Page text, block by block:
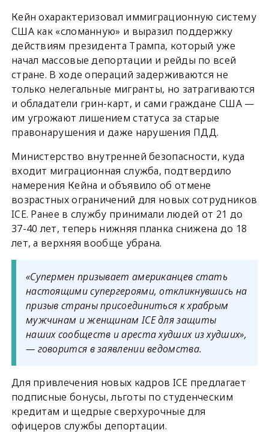
Кейн охарактеризовал иммиграционную систему
США как «сломанную» и выразил поддержку
действиям президента Трампа, который уже
начал массовые депортации и рейды по всей
стране. В ходе операций задерживаются не
только нелегальные мигранты, но затрагиваются
и обладатели грин-карт, и сами граждане США —
им угрожают лишением статуса за старые
правонарушения и даже нарушения ПДД.
Министерство внутренней безопасности, куда
входит миграционная служба, подтвердило
намерения Кейна и объявило об отмене
возрастных ограничений для новых сотрудников
ICE. Ранее в службу принимали людей от 21 до
37-40 лет, теперь нижняя планка снижена до 18
лет, а верхняя вообще убрана.
«Супермен призывает американцев стать
настоящими супергероями, откликнувшись на
призыв страны присоединиться к храбрым
мужчинам и женщинам ICE для защиты
наших сообществ и ареста худших из худших»,
— говорится в заявлении ведомства.
Для привлечения новых кадров ICE предлагает
подписные бонусы, льготы по студенческим
кредитам и щедрые сверхурочные для
офицеров службы депортации.